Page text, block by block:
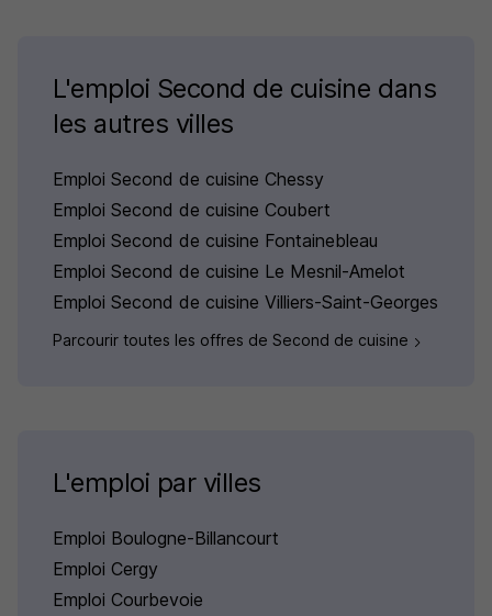
L'emploi Second de cuisine dans
les autres villes
Emploi Second de cuisine Chessy
Emploi Second de cuisine Coubert
Emploi Second de cuisine Fontainebleau
Emploi Second de cuisine Le Mesnil-Amelot
Emploi Second de cuisine Villiers-Saint-Georges
Parcourir toutes les offres de Second de cuisine
L'emploi par villes
Emploi Boulogne-Billancourt
Emploi Cergy
Emploi Courbevoie